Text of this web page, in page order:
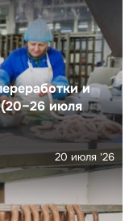
и
июля
20 июля '26